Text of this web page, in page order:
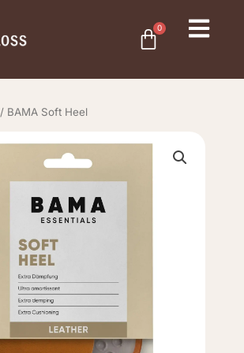
0
Cart
/ BAMA Soft Heel